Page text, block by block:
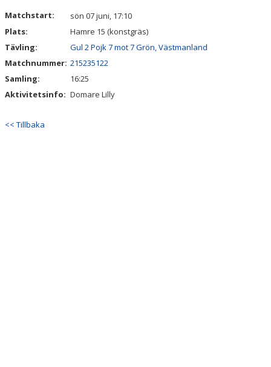
Matchstart:
sön 07 juni, 17:10
Plats:
Hamre 15 (konstgräs)
Tävling:
Gul 2 Pojk 7 mot 7 Grön, Västmanland
Matchnummer: 215235122
Samling:
16:25
Aktivitetsinfo: Domare Lilly
<< Tillbaka